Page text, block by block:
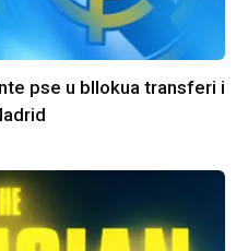
pse u bllokua transferi i